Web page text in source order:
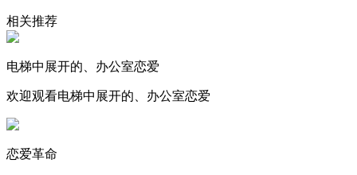
相关推荐
电梯中展开的、办公室恋爱
欢迎观看电梯中展开的、办公室恋爱
恋爱革命